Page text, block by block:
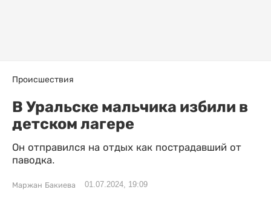
Происшествия
В Уральске мальчика избили в
детском лагере
Он отправился на отдых как пострадавший от
паводка.
Маржан Бакиева 01.07.2024, 19:09